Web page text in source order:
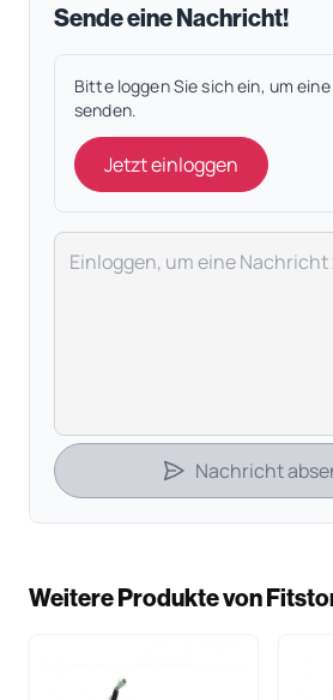
Sende eine Nachricht!
Bitte loggen Sie sich ein, um
senden.
Jetzt einloggen
Deine Nachricht
Nachricht
Weitere Produkte von